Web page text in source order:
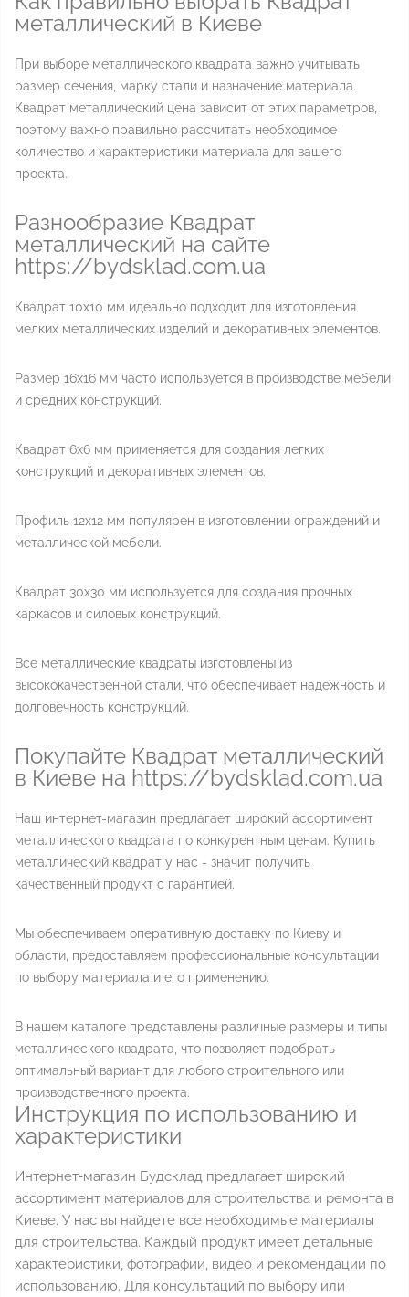
металлический в Киеве
При выборе металлического квадрата важно учитывать
размер сечения, марку стали и назначение материала.
Квадрат металлический цена зависит от этих параметров,
поэтому важно правильно рассчитать необходимое
количество и характеристики материала для вашего
проекта.
Разнообразие Квадрат
металлический на сайте
https://bydsklad.com.ua
Квадрат 10x10 мм идеально подходит для изготовления
мелких металлических изделий и декоративных элементов.
Размер 16x16 мм часто используется в производстве мебели
и средних конструкций.
Квадрат 6x6 мм применяется для создания легких
конструкций и декоративных элементов.
Профиль 12x12 мм популярен в изготовлении ограждений и
металлической мебели.
Квадрат 30x30 мм используется для создания прочных
каркасов и силовых конструкций.
Все металлические квадраты изготовлены из
высококачественной стали, что обеспечивает надежность и
долговечность конструкций.
Покупайте Квадрат металлический
в Киеве на https://bydsklad.com.ua
Наш интернет-магазин предлагает широкий ассортимент
металлического квадрата по конкурентным ценам. Купить
металлический квадрат у нас - значит получить
качественный продукт с гарантией.
Мы обеспечиваем оперативную доставку по Киеву и
области, предоставляем профессиональные консультации
по выбору материала и его применению.
В нашем каталоге представлены различные размеры и типы
металлического квадрата, что позволяет подобрать
оптимальный вариант для любого строительного или
производственного проекта.
Инструкция по использованию и
характеристики
Интернет-магазин Будсклад предлагает широкий
ассортимент материалов для строительства и ремонта в
Киеве. У нас вы найдете все необходимые материалы
для строительства. Каждый продукт имеет детальные
характеристики, фотографии, видео и рекомендации по
использованию. Для консультаций по выбору или